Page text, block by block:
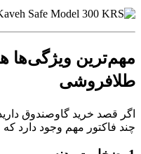
مهم‌ترین ویژگی‌ها
طلافروشی
اگر قصد خرید گاوصندوق
چند فاکتور مهم وجود دارد